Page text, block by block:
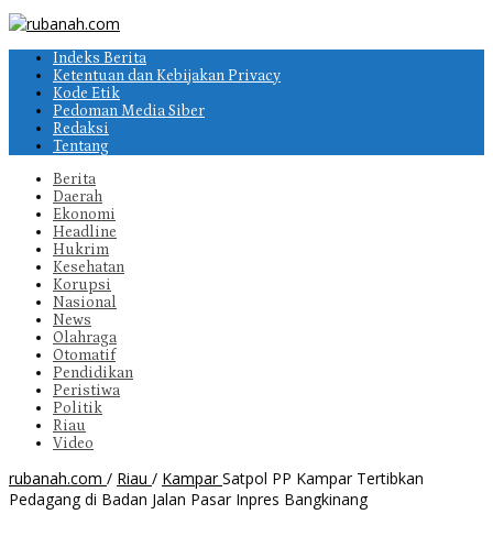
Indeks Berita
Ketentuan dan Kebijakan Privacy
Kode Etik
Pedoman Media Siber
Redaksi
Tentang
Berita
Daerah
Ekonomi
Headline
Hukrim
Kesehatan
Korupsi
Nasional
News
Olahraga
Otomatif
Pendidikan
Peristiwa
Politik
Riau
Video
rubanah.com / Riau / Kampar Satpol PP Kampar Tertibkan
Pedagang di Badan Jalan Pasar Inpres Bangkinang